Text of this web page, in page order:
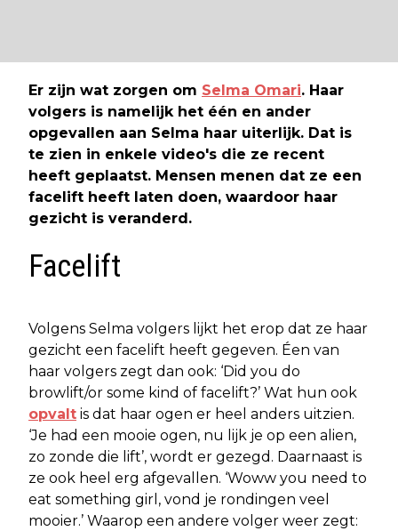
Er zijn wat zorgen om Selma Omari. Haar
volgers is namelijk het één en ander
opgevallen aan Selma haar uiterlijk. Dat is
te zien in enkele video's die ze recent
heeft geplaatst. Mensen menen dat ze een
facelift heeft laten doen, waardoor haar
gezicht is veranderd.
Facelift
Volgens Selma volgers lijkt het erop dat ze haar
gezicht een facelift heeft gegeven. Éen van
haar volgers zegt dan ook: ‘Did you do
browlift/or some kind of facelift?’ Wat hun ook
opvalt is dat haar ogen er heel anders uitzien.
‘Je had een mooie ogen, nu lijk je op een alien,
zo zonde die lift’, wordt er gezegd. Daarnaast is
ze ook heel erg afgevallen. ‘Woww you need to
eat something girl, vond je rondingen veel
mooier.’ Waarop een andere volger weer zegt: